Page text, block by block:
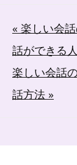
投
稿
ナ
ビ
ゲ
« 楽しい会
話ができる
楽しい会話
話方法 »